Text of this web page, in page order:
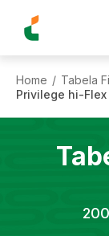
Home / Tabela
Privilege hi-Flex